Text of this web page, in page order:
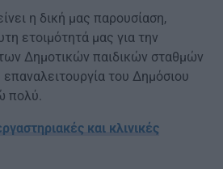
η δική μας παρουσίαση,
ετοιμότητά μας για την
Δημοτικών παιδικών σταθμών
του Δημόσιου
πολύ.
και κλινικές